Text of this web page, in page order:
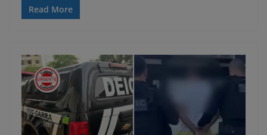
Read More